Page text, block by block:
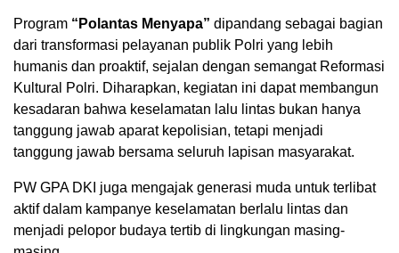
Program “Polantas Menyapa” dipandang sebagai bagian
dari transformasi pelayanan publik Polri yang lebih
humanis dan proaktif, sejalan dengan semangat Reformasi
Kultural Polri. Diharapkan, kegiatan ini dapat membangun
kesadaran bahwa keselamatan lalu lintas bukan hanya
tanggung jawab aparat kepolisian, tetapi menjadi
tanggung jawab bersama seluruh lapisan masyarakat.
PW GPA DKI juga mengajak generasi muda untuk terlibat
aktif dalam kampanye keselamatan berlalu lintas dan
menjadi pelopor budaya tertib di lingkungan masing-